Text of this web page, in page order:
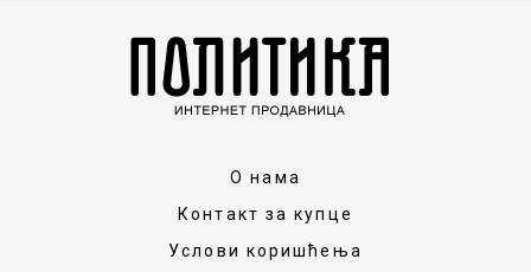
О нама
Контакт за купце
Услови коришћења